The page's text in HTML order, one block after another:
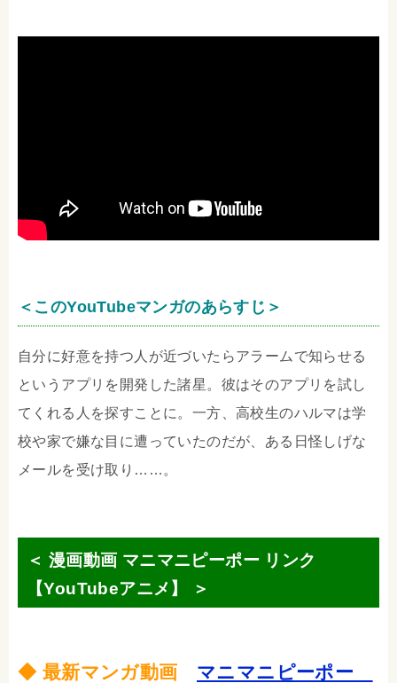
＜このYouTubeマンガのあらすじ＞
自分に好意を持つ人が近づいたらアラームで知らせる
というアプリを開発した諸星。彼はそのアプリを試し
てくれる人を探すことに。一方、高校生のハルマは学
校や家で嫌な目に遭っていたのだが、ある日怪しげな
メールを受け取り……。
＜ 漫画動画 マニマニピーポー リンク
【YouTubeアニメ】 ＞
◆ 最新マンガ動画 マニマニピーポー